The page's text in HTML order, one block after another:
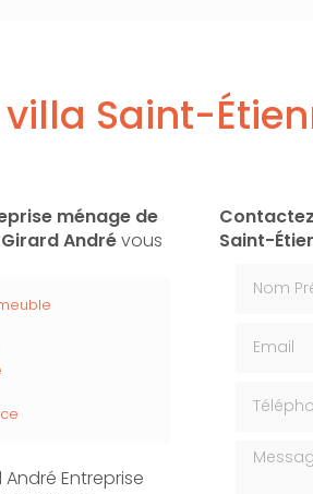
Saint-
ménage de
Andrévous
Entreprise
Saint-
Message